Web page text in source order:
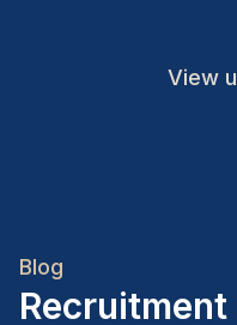
View
Blog